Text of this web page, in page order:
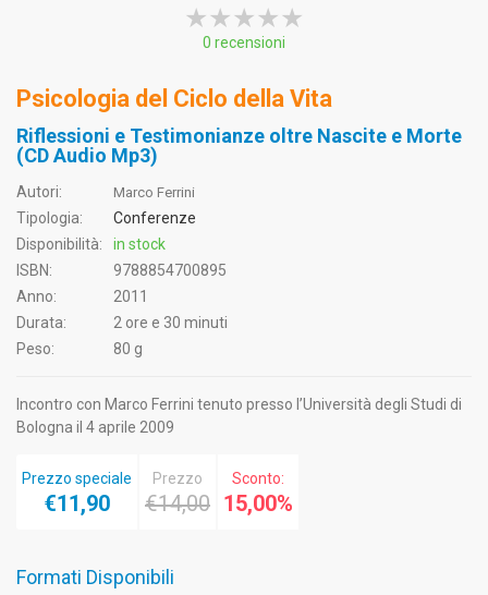
★★★★★
★★★★★
★★★★★
0 recensioni
Psicologia del Ciclo della Vita
Riflessioni e Testimonianze oltre Nascite e Morte
(CD Audio Mp3)
Autori: Marco Ferrini
Tipologia:
Conferenze
Disponibilità:
in stock
ISBN:
9788854700895
Anno:
2011
Durata:
2 ore e 30 minuti
Peso:
80 g
Incontro con Marco Ferrini tenuto presso l’Università degli Studi di
Bologna il 4 aprile 2009
Prezzo speciale
€11,90
Prezzo
€14,00
Sconto:
15,00%
Formati Disponibili